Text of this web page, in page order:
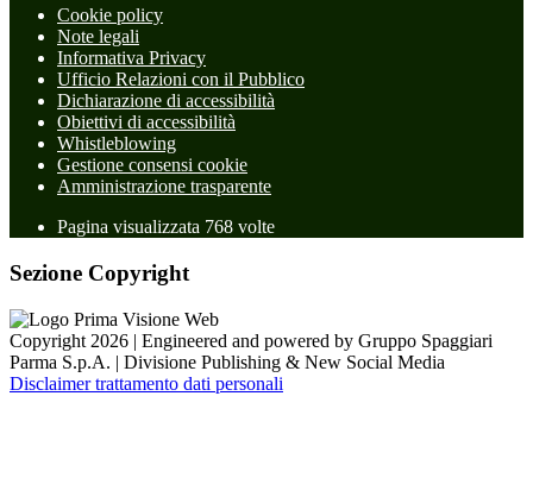
Cookie policy
Note legali
Informativa Privacy
Ufficio Relazioni con il Pubblico
Dichiarazione di accessibilità
Obiettivi di accessibilità
Whistleblowing
Gestione consensi cookie
Amministrazione trasparente
Pagina visualizzata 768 volte
Sezione Copyright
Copyright 2026 | Engineered and powered by Gruppo Spaggiari
Parma S.p.A. | Divisione Publishing & New Social Media
Disclaimer trattamento dati personali